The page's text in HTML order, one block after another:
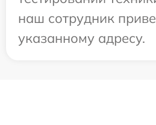
наш сотрудник
указанному адресу.